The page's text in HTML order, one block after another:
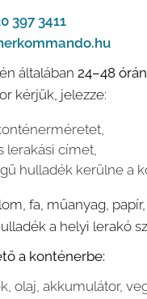
397 3411
általában 24–48
kérjük, jelezze:
lerakási címet,
hulladék kerülne a
fa, műanyag,
a helyi lerakó
a konténerbe:
olaj, akkumulátor,